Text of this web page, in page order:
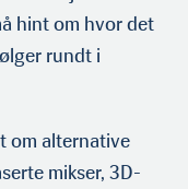
hint om hvor det
rundt i
om alternative
mikser, 3D-